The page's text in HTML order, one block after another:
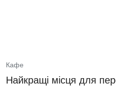
Кафе
Найкращі місця для